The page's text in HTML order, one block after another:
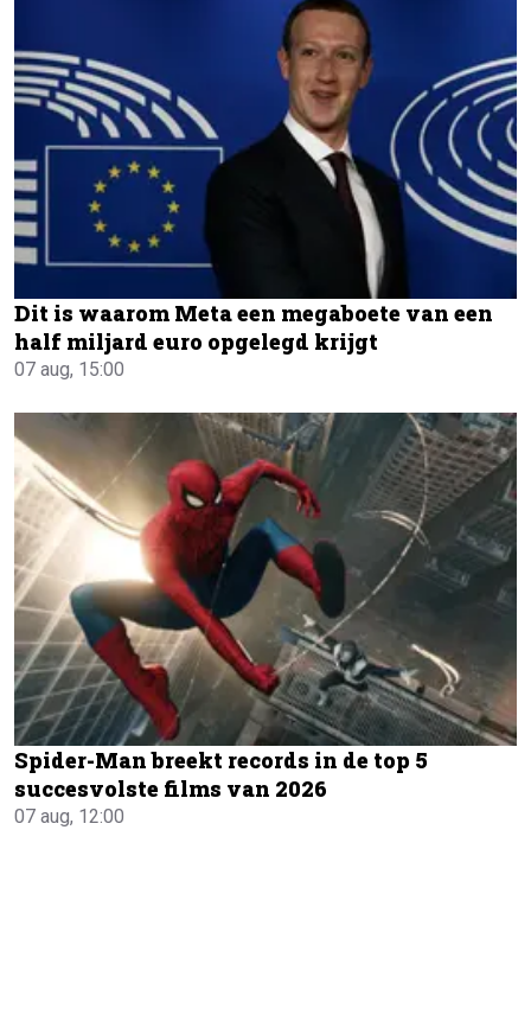
Dit is waarom Meta een megaboete van een
half miljard euro opgelegd krijgt
07 aug, 15:00
Spider-Man breekt records in de top 5
succesvolste films van 2026
07 aug, 12:00